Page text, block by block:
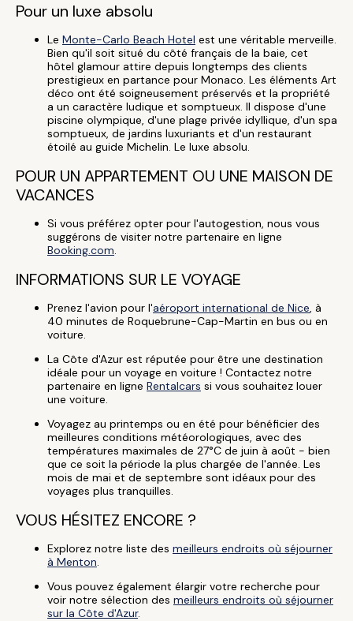
Pour un luxe absolu
Le Monte-Carlo Beach Hotel est une véritable merveille.
Bien qu'il soit situé du côté français de la baie, cet
hôtel glamour attire depuis longtemps des clients
prestigieux en partance pour Monaco. Les éléments Art
déco ont été soigneusement préservés et la propriété
a un caractère ludique et somptueux. Il dispose d'une
piscine olympique, d'une plage privée idyllique, d'un spa
somptueux, de jardins luxuriants et d'un restaurant
étoilé au guide Michelin. Le luxe absolu.
POUR UN APPARTEMENT OU UNE MAISON DE
VACANCES
Si vous préférez opter pour l'autogestion, nous vous
suggérons de visiter notre partenaire en ligne
Booking.com.
INFORMATIONS SUR LE VOYAGE
Prenez l'avion pour l'aéroport international de Nice, à
40 minutes de Roquebrune-Cap-Martin en bus ou en
voiture.
La Côte d'Azur est réputée pour être une destination
idéale pour un voyage en voiture ! Contactez notre
partenaire en ligne Rentalcars si vous souhaitez louer
une voiture.
Voyagez au printemps ou en été pour bénéficier des
meilleures conditions météorologiques, avec des
températures maximales de 27°C de juin à août - bien
que ce soit la période la plus chargée de l'année. Les
mois de mai et de septembre sont idéaux pour des
voyages plus tranquilles.
VOUS HÉSITEZ ENCORE ?
Explorez notre liste des meilleurs endroits où séjourner
à Menton.
Vous pouvez également élargir votre recherche pour
voir notre sélection des meilleurs endroits où séjourner
sur la Côte d'Azur.